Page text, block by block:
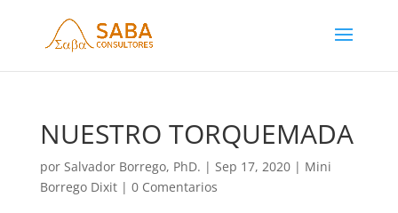
NUESTRO TORQUEMADA
por Salvador Borrego, PhD. | Sep 17, 2020| Mini
Borrego Dixit| 0 Comentarios